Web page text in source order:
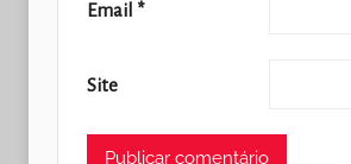
Email *
Site